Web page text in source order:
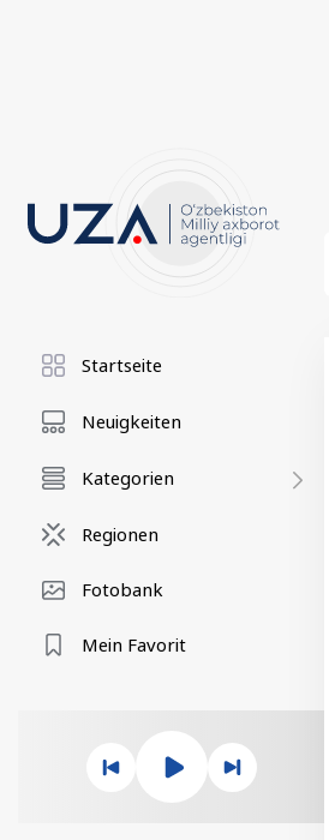
Startseite
Neuigkeiten
Kategorien
Regionen
Fotobank
Mein Favorit